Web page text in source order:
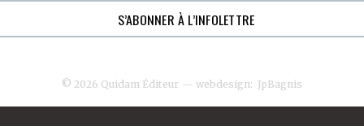
© 2026 Quidam Éditeur — webdesign: JpBagnis